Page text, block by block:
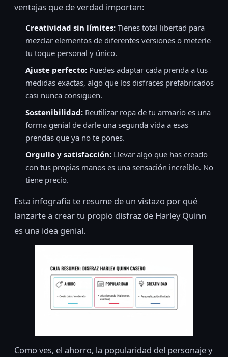
ventajas que de verdad importan:
Creatividad sin límites: Tienes total libertad para
mezclar elementos de diferentes versiones o meterle
tu toque personal y único.
Ajuste perfecto: Puedes adaptar cada prenda a tus
medidas exactas, algo que los disfraces prefabricados
casi nunca consiguen.
Sostenibilidad: Reutilizar ropa de tu armario es una
forma genial de darle una segunda vida a esas
prendas que ya no te pones.
Orgullo y satisfacción: Llevar algo que has creado
con tus propias manos es una sensación increíble. No
tiene precio.
Esta infografía te resume de un vistazo por qué
lanzarte a crear tu propio disfraz de Harley Quinn
es una idea genial.
Como ves, el ahorro, la popularidad del personaje y